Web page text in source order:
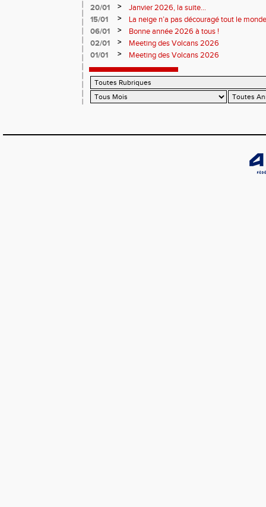
20/01
>
Janvier 2026, la suite...
15/01
>
La neige n’a pas découragé tout le
06/01
>
Bonne année 2026 à tous !
02/01
>
Meeting des Volcans 2026
01/01
> Meeting des Volcans 2026